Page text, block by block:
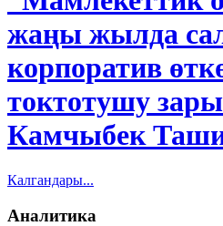
жаңы жылда
корпоратив
токтотушу
Камчыбек
Калгандары...
Аналитика